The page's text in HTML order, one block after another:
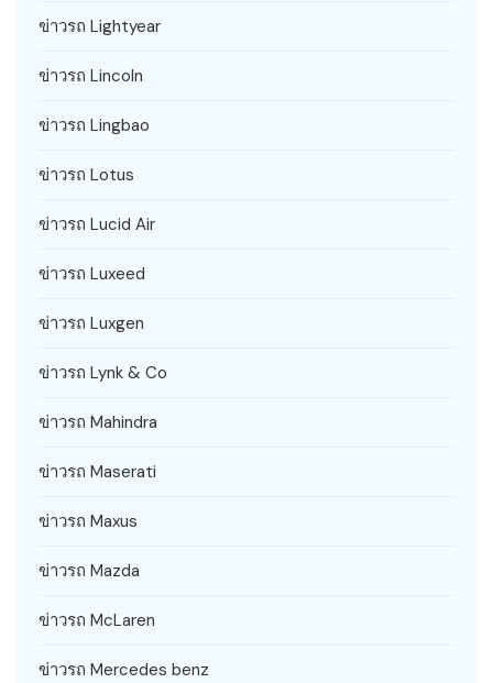
ข่าวรถ Lightyear
ข่าวรถ Lincoln
ข่าวรถ Lingbao
ข่าวรถ Lotus
ข่าวรถ Lucid Air
ข่าวรถ Luxeed
ข่าวรถ Luxgen
ข่าวรถ Lynk & Co
ข่าวรถ Mahindra
ข่าวรถ Maserati
ข่าวรถ Maxus
ข่าวรถ Mazda
ข่าวรถ McLaren
ข่าวรถ Mercedes benz